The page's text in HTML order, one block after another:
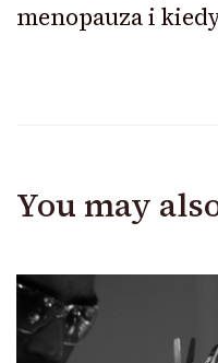
menopauza i
You may